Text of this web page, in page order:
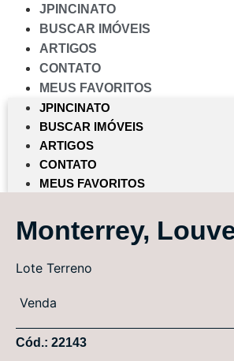
JPINCINATO
BUSCAR IMÓVEIS
ARTIGOS
CONTATO
MEUS FAVORITOS
JPINCINATO
BUSCAR IMÓVEIS
ARTIGOS
CONTATO
MEUS FAVORITOS
Monterrey,
Lote Terreno
Venda
Cód.: 22143